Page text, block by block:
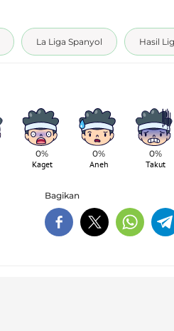
La Liga Spanyol Hasil
0%
Kaget
0%
Aneh
0%
Takut
Bagikan